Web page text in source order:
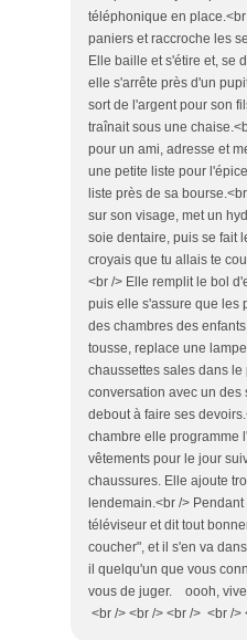
téléphonique en
paniers et raccroche les
Elle baille et s'étire et, se
elle s'arrête près d'un
sort de l'argent pour son
traînait sous une
pour un ami, adresse et
une petite liste pour
liste près de sa
sur son visage, met un
soie dentaire, puis se fait
croyais que tu allais te
<br /> Elle remplit le bol
puis elle s'assure que les
des chambres des
tousse, replace une
chaussettes sales dans
conversation avec un des
debout à faire ses
chambre elle programme
vêtements pour le jour
chaussures. Elle ajoute
lendemain.<br />
téléviseur et dit tout
coucher", et il s'en va
il quelqu'un que vous
vous de juger. oooh, vive
<br /> <br /> <br /> <br />